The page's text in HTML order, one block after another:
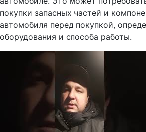
покупки запасных частей и
автомобиля перед покупкой,
оборудования и способа работы.